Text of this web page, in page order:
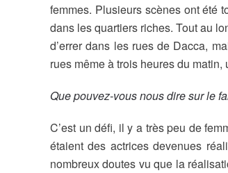
femmes. Plusieurs scènes ont été
dans les quartiers riches. Tout au
d’errer dans les rues de Dacca,
rues même à trois heures du
Que pouvez-vous nous dire sur le
C’est un défi, il y a très peu de
étaient des actrices devenues
nombreux doutes vu que la